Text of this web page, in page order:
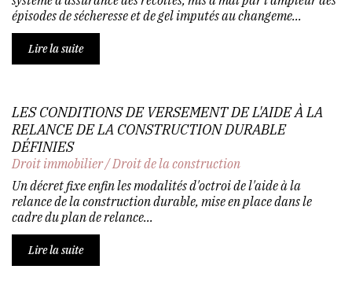
épisodes de sécheresse et de gel imputés au changeme...
Lire la suite
LES CONDITIONS DE VERSEMENT DE L'AIDE À LA
RELANCE DE LA CONSTRUCTION DURABLE
DÉFINIES
Droit immobilier/Droit de la construction
Un décret fixe enfin les modalités d'octroi de l'aide à la
relance de la construction durable, mise en place dans le
cadre du plan de relance...
Lire la suite